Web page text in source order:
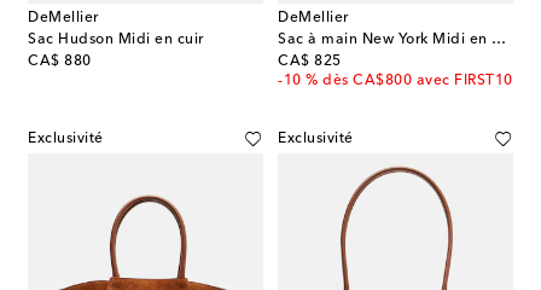
DeMellier
Sac Hudson Midi en cuir
CA$ 880
original price
DeMellier
Sac à main New York Midi en daim
CA$ 825
original price
-10 % dès CA$800 avec FIRST10
Exclusivité Exclusivité